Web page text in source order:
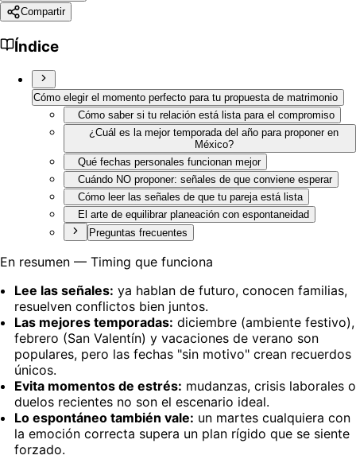
Compartir
Índice
Cómo elegir el momento perfecto para tu propuesta de matrimonio
Cómo saber si tu relación está lista para el compromiso
¿Cuál es la mejor temporada del año para proponer en
México?
Qué fechas personales funcionan mejor
Cuándo NO proponer: señales de que conviene esperar
Cómo leer las señales de que tu pareja está lista
El arte de equilibrar planeación con espontaneidad
Preguntas frecuentes
En resumen — Timing que funciona
Lee las señales: ya hablan de futuro, conocen familias,
resuelven conflictos bien juntos.
Las mejores temporadas: diciembre (ambiente festivo),
febrero (San Valentín) y vacaciones de verano son
populares, pero las fechas "sin motivo" crean recuerdos
únicos.
Evita momentos de estrés: mudanzas, crisis laborales o
duelos recientes no son el escenario ideal.
Lo espontáneo también vale: un martes cualquiera con
la emoción correcta supera un plan rígido que se siente
forzado.